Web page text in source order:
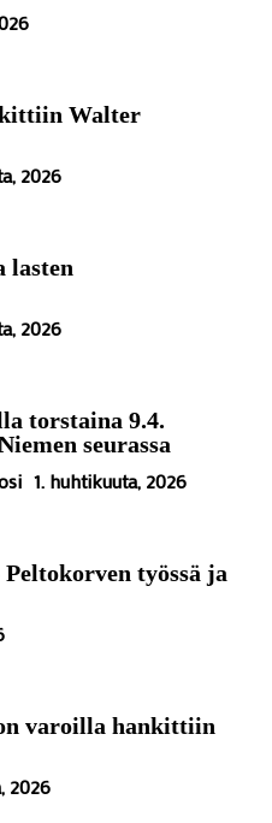
Walter
2026
lasten
2026
torstaina 9.4.
seurassa
1. huhtikuuta, 2026
työssä ja
varoilla hankittiin
2026